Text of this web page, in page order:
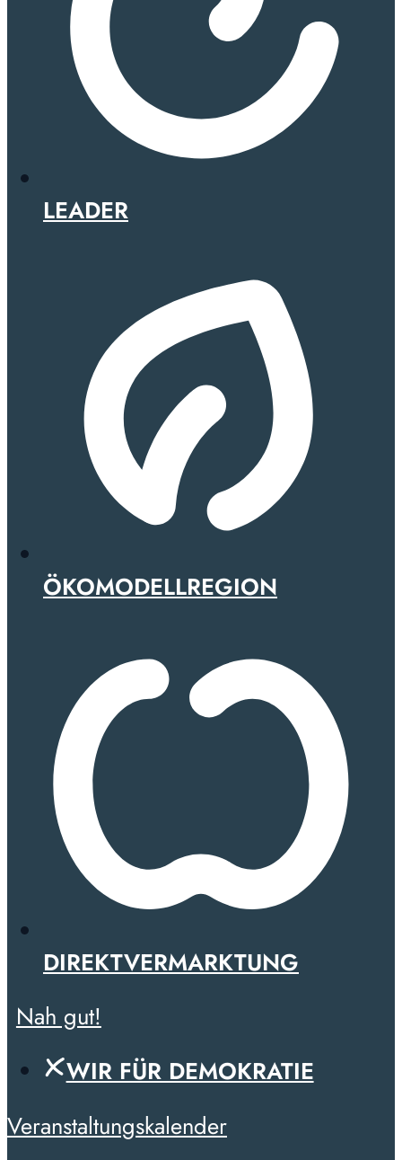
LEADER
ÖKOMODELLREGION
DIREKTVERMARKTUNG
Nah gut!
WIR FÜR DEMOKRATIE
Veranstaltungskalender